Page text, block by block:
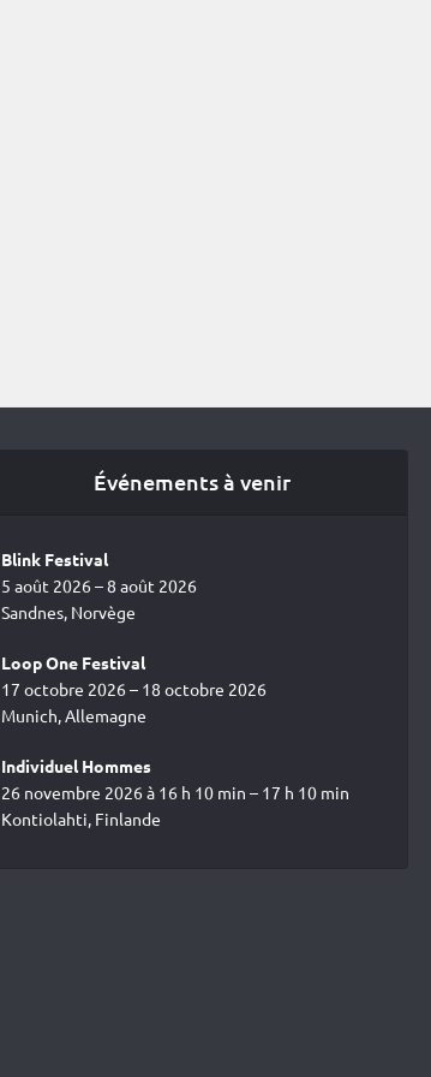
Événements à venir
Blink Festival
5 août 2026 – 8 août 2026
Sandnes, Norvège
Loop One Festival
17 octobre 2026 – 18 octobre 2026
Munich, Allemagne
Individuel Hommes
26 novembre 2026 à 16 h 10 min – 17 h 10 min
Kontiolahti, Finlande